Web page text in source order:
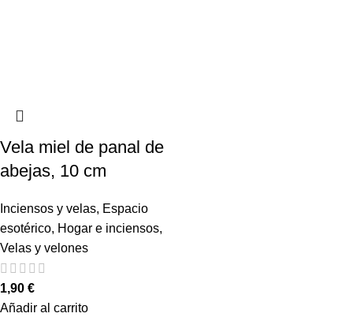
Vela miel de panal de
abejas, 10 cm
Inciensos y velas, Espacio
esotérico, Hogar e inciensos,
Velas y velones
1,90 €
Añadir al carrito